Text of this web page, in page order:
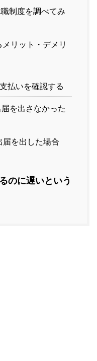
制度を調べてみ
リット・デメリ
払いを確認する
を出さなかった
届を出した場合
のに遅いという